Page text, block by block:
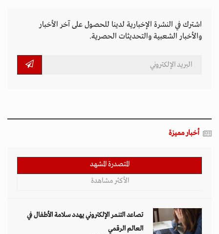
اشترك في النشرة الإخبارية لدينا للحصول على آخر الأخبار
والأخبار الشعبية والتحديثات الحصرية.
أخبار مميزة
المتصدرة المشهد
الأكثر مشاهدة
تصاعد التنمر الإلكتروني يهدد سلامة الأطفال في
العالم الرقمي